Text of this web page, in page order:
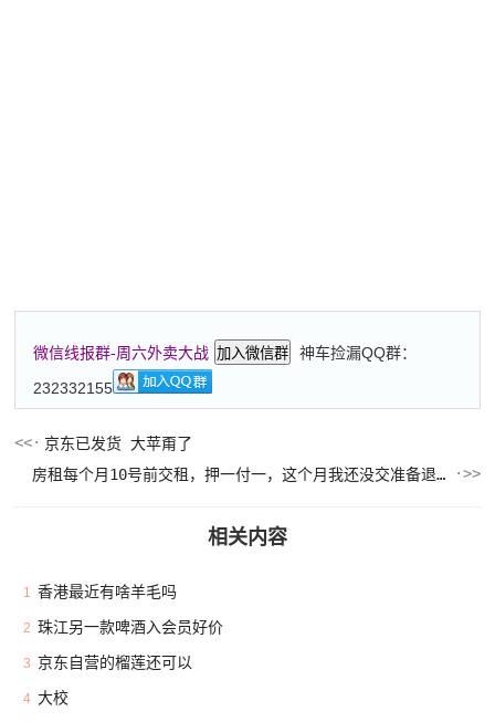
微信线报群-周六外卖大战 加入微信群
神车捡漏QQ群：
232332155
京东已发货 大苹甭了
房租每个月10号前交租，押一付一，这个月我还没交准备退房，那我就交一个月水电费？
相关内容
1 香港最近有啥羊毛吗
2 珠江另一款啤酒入会员好价
3 京东自营的榴莲还可以
4 大校